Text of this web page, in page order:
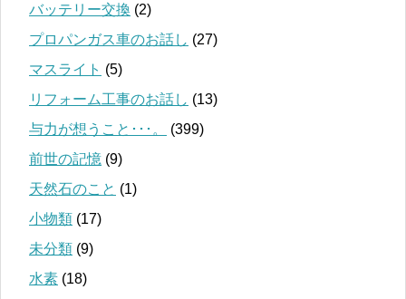
バッテリー交換 (2)
プロパンガス車のお話し (27)
マスライト (5)
リフォーム工事のお話し (13)
与力が想うこと･･･。
(399)
前世の記憶 (9)
天然石のこと (1)
小物類 (17)
未分類 (9)
水素 (18)